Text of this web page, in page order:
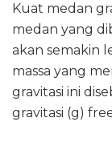
Kuat medan
medan yang
akan semakin
massa yang
gravitasi ini
gravitasi (g)